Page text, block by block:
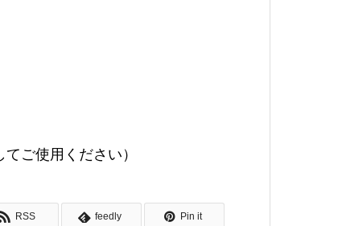
ご使用ください）
RSS feedly Pin it